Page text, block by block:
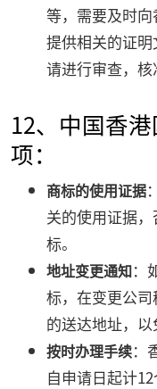
等，需要及时
提供相关的证
请进行审查，核
12、中国香
项：
商标的使用证据
关的使用证据
标。
地址变更通知：
标，在变更公
的送达地址，以
按时办理手续：
自申请日起计